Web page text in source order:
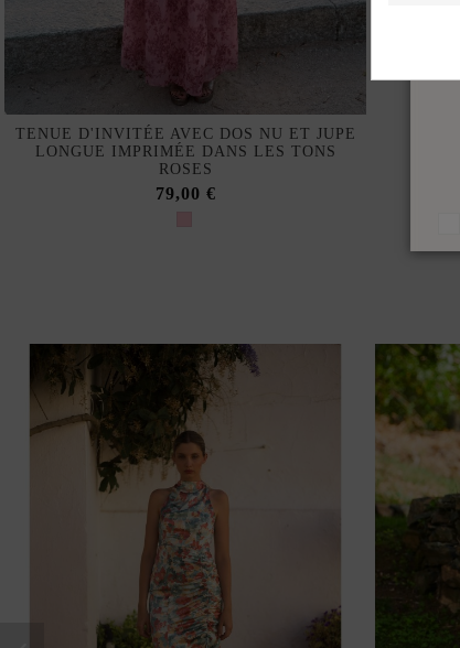
TENUE D'INVITÉE AVEC DOS NU ET JUPE
LONGUE IMPRIMÉE DANS LES TONS
ROSES
79,00 €